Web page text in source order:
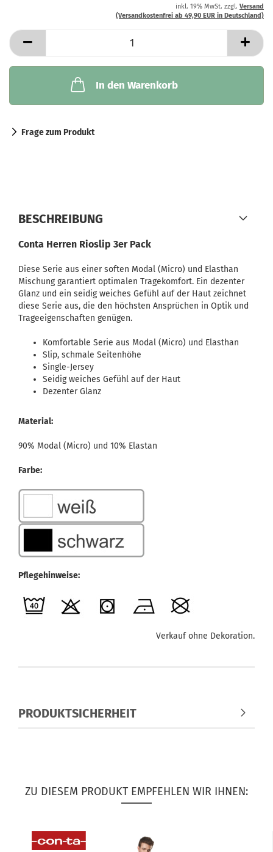
inkl. 19% MwSt. zzgl. Versand
(Versandkostenfrei ab 49,90 EUR in Deutschland)
In den Warenkorb
Frage zum Produkt
BESCHREIBUNG
Conta Herren Rioslip 3er Pack
Diese Serie aus einer soften Modal (Micro) und Elasthan
Mischung garantiert optimalen Tragekomfort. Ein dezenter
Glanz und ein seidig weiches Gefühl auf der Haut zeichnet
diese Serie aus, die den höchsten Ansprüchen in Optik und
Trageeigenschaften genügen.
Komfortable Serie aus Modal (Micro) und Elasthan
Slip, schmale Seitenhöhe
Single-Jersey
Seidig weiches Gefühl auf der Haut
Dezenter Glanz
Material:
90% Modal (Micro) und 10% Elastan
Farbe:
Pflegehinweise:
Verkauf ohne Dekoration.
PRODUKTSICHERHEIT
ZU DIESEM PRODUKT EMPFEHLEN WIR IHNEN: